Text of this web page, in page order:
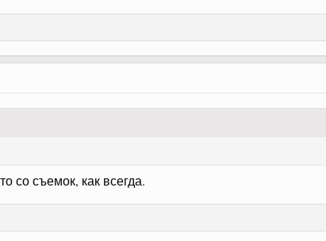
со съемок, как всегда.